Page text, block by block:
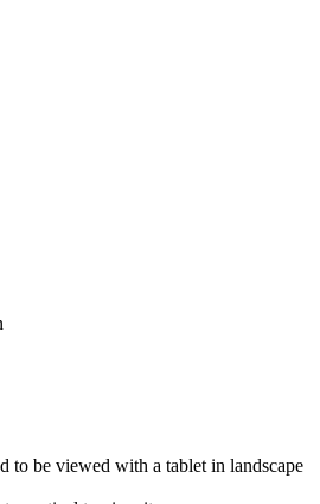
to be viewed with a tablet in landscape